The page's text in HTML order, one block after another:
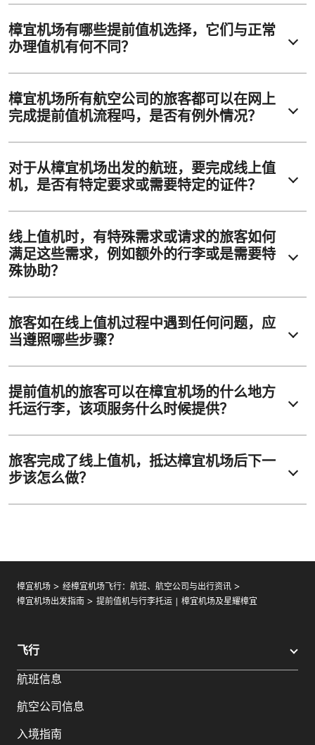
樟宜机场有哪些提前值机选择，它们与正常
办理值机有何不同？
樟宜机场所有航空公司的旅客都可以在网上
完成提前值机流程吗，是否有例外情况？
对于从樟宜机场出发的航班，要完成线上值
机，是否有特定要求或需要特定的证件？
线上值机时，有特殊需求或请求的旅客如何
满足这些需求，例如额外的行李或是需要特
殊协助？
旅客如在线上值机过程中遇到任何问题，应
当遵照哪些步骤？
提前值机的旅客可以在樟宜机场的什么地方
托运行李，该项服务什么时候提供？
旅客完成了线上值机，抵达樟宜机场后下一
步该怎么做？
樟宜机场
经樟宜机场飞行：航班、航空公司与出行资讯
樟宜机场出发指南
提前值机与行李托运 | 樟宜机场及星耀樟宜
飞行
航班信息
航空公司信息
入境指南